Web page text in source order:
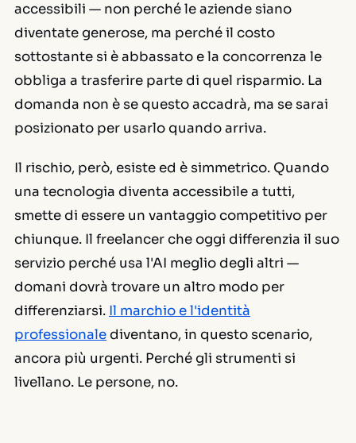
accessibili — non perché le aziende siano
diventate generose, ma perché il costo
sottostante si è abbassato e la concorrenza le
obbliga a trasferire parte di quel risparmio. La
domanda non è se questo accadrà, ma se sarai
posizionato per usarlo quando arriva.
Il rischio, però, esiste ed è simmetrico. Quando
una tecnologia diventa accessibile a tutti,
smette di essere un vantaggio competitivo per
chiunque. Il freelancer che oggi differenzia il suo
servizio perché usa l'AI meglio degli altri —
domani dovrà trovare un altro modo per
differenziarsi. Il marchio e l'identità
professionalediventano, in questo scenario,
ancora più urgenti. Perché gli strumenti si
livellano. Le persone, no.